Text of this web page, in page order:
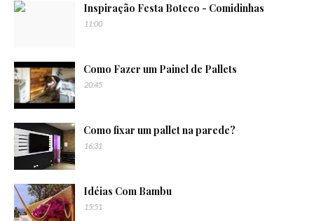
Inspiração Festa Boteco - Comidinhas
11:00
Como Fazer um Painel de Pallets
20:45
Como fixar um pallet na parede?
16:31
Idéias Com Bambu
15:51